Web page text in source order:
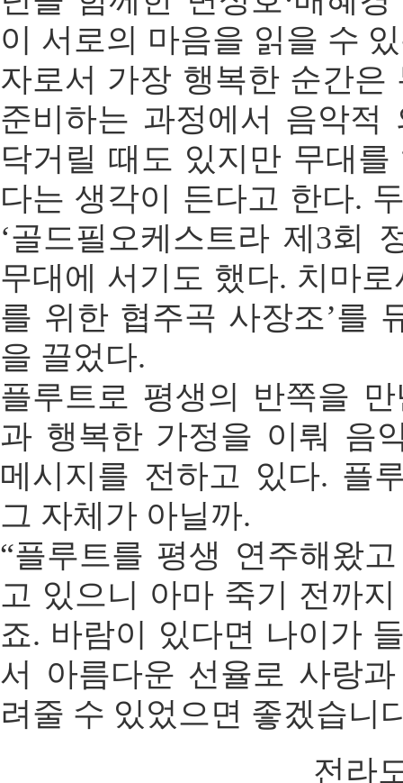
이 서로의 마음을 읽을 수
자로서 가장 행복한 순간은
준비하는 과정에서 음악
닥거릴 때도 있지만 무대
다는 생각이 든다고 한다.
‘골드필오케스트라 제3회
무대에 서기도 했다. 치마
를 위한 협주곡 사장조’를
을 끌었다.
플루트로 평생의 반쪽을
과 행복한 가정을 이뤄 음
메시지를 전하고 있다. 플
그 자체가 아닐까.
“플루트를 평생 연주해왔
고 있으니 아마 죽기 전까
죠. 바람이 있다면 나이가
서 아름다운 선율로 사랑
려줄 수 있었으면 좋겠습니
전라